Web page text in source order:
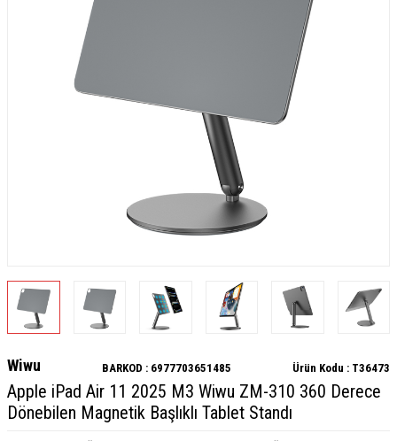
Wiwu BARKOD : 6977703651485 Ürün Kodu : T36473
Apple iPad Air 11 2025 M3 Wiwu ZM-310 360 Derece
Dönebilen Magnetik Başlıklı Tablet Standı